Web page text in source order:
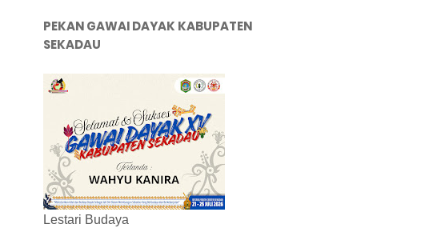
PEKAN GAWAI DAYAK KABUPATEN
SEKADAU
Lestari Budaya